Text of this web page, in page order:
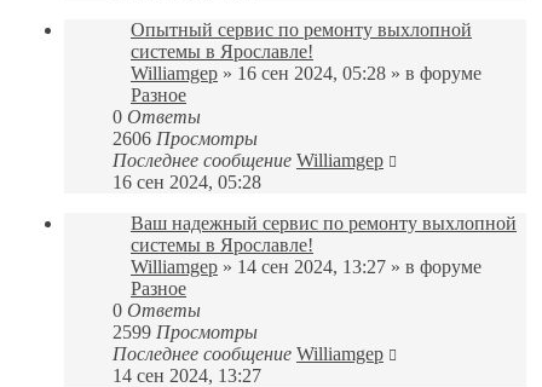
Опытный сервис по ремонту выхлопной
системы в Ярославле!
Williamgep » 16 сен 2024, 05:28 » в форуме
Разное
0 Ответы
2606 Просмотры
Последнее сообщение Williamgep
16 сен 2024, 05:28
Ваш надежный сервис по ремонту выхлопной
системы в Ярославле!
Williamgep » 14 сен 2024, 13:27 » в форуме
Разное
0 Ответы
2599 Просмотры
Последнее сообщение Williamgep
14 сен 2024, 13:27